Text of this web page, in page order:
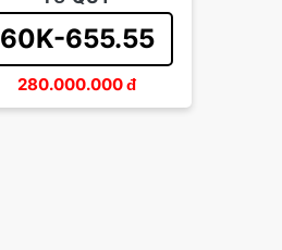
60K-655.55
280.000.000đ